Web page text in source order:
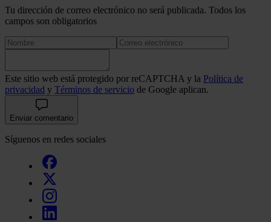
Tu dirección de correo electrónico no será publicada. Todos los
campos son obligatorios
Este sitio web está protegido por reCAPTCHA y la Política de
privacidad y Términos de servicio de Google aplican.
Enviar comentario
Síguenos en redes sociales